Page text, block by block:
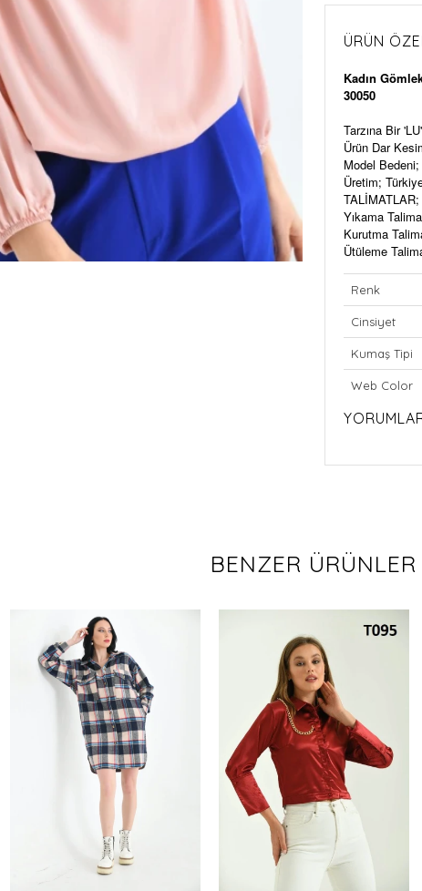
ÜRÜN
Kadın
30050
Tarzına Bir 'LU'
Ürün Dar
Model
Üretim;
TALİMATLAR;
Yıkama
Kurutma
Ütüleme
Renk
Cinsiyet
Kumaş Tipi
Web Color
BENZER ÜRÜNLER